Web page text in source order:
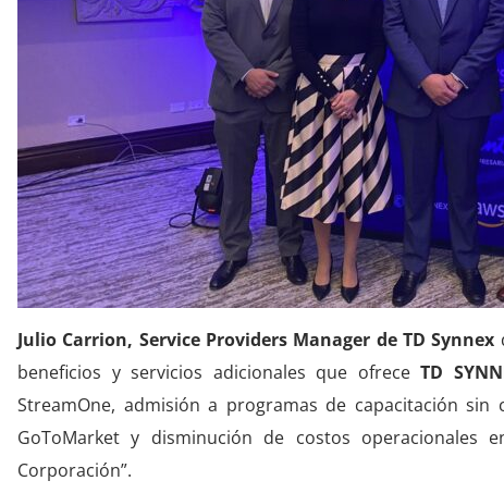
Julio Carrion, Service Providers Manager de TD Synnex
beneficios y servicios adicionales que ofreceTD
StreamOne, admisión a programas de capacitación
GoToMarket y disminución de costos
Corporación”.